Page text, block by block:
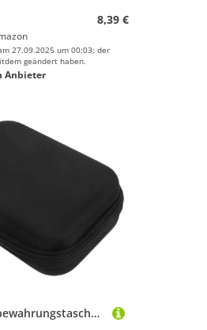
8,39 €
27.09.2025 um 00:03; der
geändert haben.
Anbieter
SAFIGLE Aufbewahrungstasche für ätherische Öle: Hartschalen-Organizertasche für ätherische Öle mit 10 Fächern, tragbarer Aufbewahrungskoffer für 10-ml-Glasfläschchen, Rollflaschen, Parfümflaschen